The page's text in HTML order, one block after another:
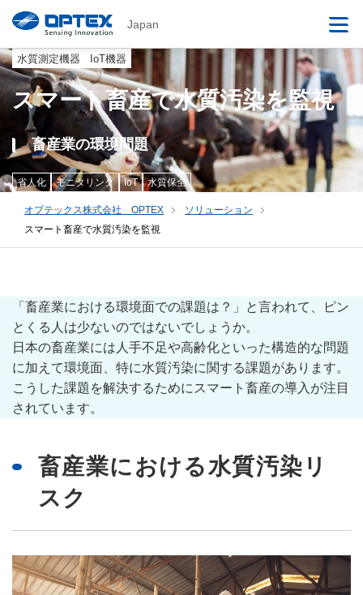
Japan
水質測定機器 IoT機器
スマート畜産で水質汚染を監視
畜産業の環境問題
省人化 モニタリング IoT 水質保全
オプテックス株式会社 OPTEX
ソリューション
スマート畜産で水質汚染を監視
「畜産業における環境面での課題は？」と言われて、ピン
とくる人は少ないのではないでしょうか。
日本の畜産業には人手不足や高齢化といった構造的な問題
に加えて環境面、特に水質汚染に関する課題があります。
こうした課題を解決するためにスマート畜産の導入が注目
されています。
畜産業における水質汚染リ
スク